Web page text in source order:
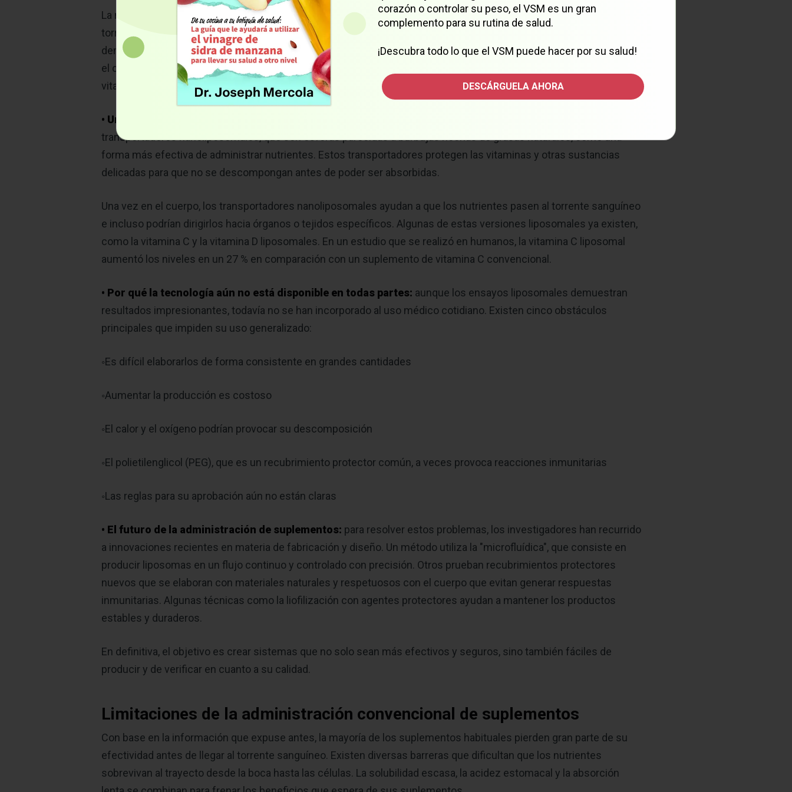
La mayoría de los suplementos orales no funcionan tan bien como podría pensar. Muchos nutrientes nunca llegan al
torrente sanguíneo porque no se disuelven de forma correcta, se destruyen en el sistema digestivo o se eliminan
demasiado rápido. Incluso cuando algunos de los suplementos llegan al torrente sanguíneo, se distribuyen por todo
el cuerpo en lugar de dirigirse a donde más se necesitan. Esto significa que los beneficios que espera de sus
vitaminas o minerales a menudo resultan ser menores de lo que deberían ser.
• Una nueva forma de hacer llegar los nutrientes donde importan:
transportadores nanoliposomales, que son esferas parecidas a burbujas hechas de grasas naturales, como una
forma más efectiva de administrar nutrientes. Estos transportadores protegen las vitaminas y otras sustancias
delicadas para que no se descompongan antes de poder ser absorbidas.
Una vez en el cuerpo, los transportadores nanoliposomales ayudan a que los nutrientes pasen al torrente sanguíneo
e incluso podrían dirigirlos hacia órganos o tejidos específicos. Algunas de estas versiones liposomales ya existen,
como la vitamina C y la vitamina D liposomales. En un estudio que se realizó en humanos, la vitamina C liposomal
aumentó los niveles en un 27 % en comparación con un suplemento de vitamina C convencional.
• Por qué la tecnología aún no está disponible en todas partes: aunque los ensayos liposomales demuestran
resultados impresionantes, todavía no se han incorporado al uso médico cotidiano. Existen cinco obstáculos
principales que impiden su uso generalizado:
◦Es difícil elaborarlos de forma consistente en grandes cantidades
◦Aumentar la producción es costoso
◦El calor y el oxígeno podrían provocar su descomposición
◦El polietilenglicol (PEG), que es un recubrimiento protector común, a veces provoca reacciones inmunitarias
◦Las reglas para su aprobación aún no están claras
• El futuro de la administración de suplementos: para resolver estos problemas, los investigadores han recurrido
a innovaciones recientes en materia de fabricación y diseño. Un método utiliza la "microfluídica", que consiste en
producir liposomas en un flujo continuo y controlado con precisión. Otros prueban recubrimientos protectores
nuevos que se elaboran con materiales naturales y respetuosos con el cuerpo que evitan generar respuestas
inmunitarias. Algunas técnicas como la liofilización con agentes protectores ayudan a mantener los productos
estables y duraderos.
En definitiva, el objetivo es crear sistemas que no solo sean más efectivos y seguros, sino también fáciles de
producir y de verificar en cuanto a su calidad.
Limitaciones de la administración convencional de suplementos
Con base en la información que expuse antes, la mayoría de los suplementos habituales pierden gran parte de su
efectividad antes de llegar al torrente sanguíneo. Existen diversas barreras que dificultan que los nutrientes
sobrevivan al trayecto desde la boca hasta las células. La solubilidad escasa, la acidez estomacal y la absorción
corazón o controlar su peso, el VSM es un gran
complemento para su rutina de salud.
¡Descubra todo lo que el VSM puede hacer por su salud!
DESCÁRGUELA AHORA